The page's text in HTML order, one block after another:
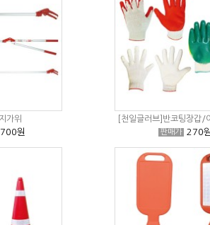
가위
원
[천일글러브]반코팅장갑/
판매가 270